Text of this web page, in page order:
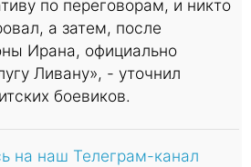
по переговорам, и никто
а затем, после
Ирана, официально
Ливану», - уточнил
боевиков.
на наш Телеграм-канал